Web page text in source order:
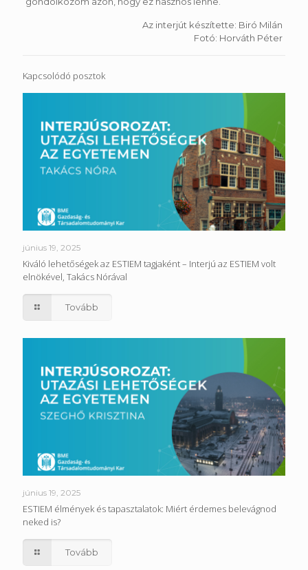
Az interjút készítette: Biró Milán
Fotó: Horváth Péter
Kapcsolódó posztok
június 19, 2025
Kiváló lehetőségek az ESTIEM tagjaként – Interjú az ESTIEM volt
elnökével, Takács Nórával
Tovább
június 19, 2025
ESTIEM élmények és tapasztalatok: Miért érdemes belevágnod
neked is?
Tovább